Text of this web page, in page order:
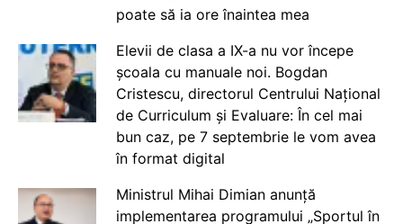
poate să ia ore înaintea mea
Elevii de clasa a IX-a nu vor începe
școala cu manuale noi. Bogdan
Cristescu, directorul Centrului Național
de Curriculum și Evaluare: În cel mai
bun caz, pe 7 septembrie le vom avea
în format digital
Ministrul Mihai Dimian anunță
implementarea programului „Sportul în